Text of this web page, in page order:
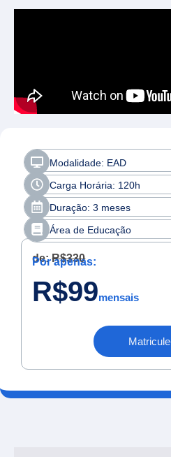
Modalidade: EAD
Carga Horária: 120h
Duração: 3 meses
Área de Educação
de:R$330
Por apenas:
R$99mensais